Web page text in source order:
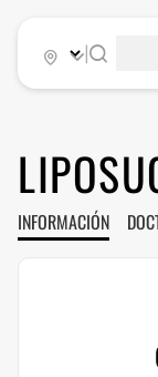
INFORMACIÓN